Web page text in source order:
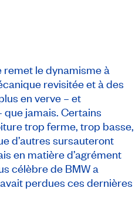
remet le dynamisme à
revisitée et à des
en verve – et
jamais. Certains
trop ferme, trop basse,
d’autres sursauteront
en matière d’agrément
célèbre de BMW a
perdues ces dernières